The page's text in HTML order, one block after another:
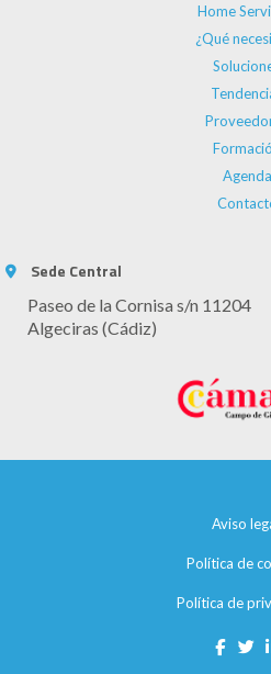
Home
¿Qué
Agenda
Sede Central
Paseo de la Cornisa s/n 11204
Algeciras (Cádiz)
Aviso
Política de
Política de